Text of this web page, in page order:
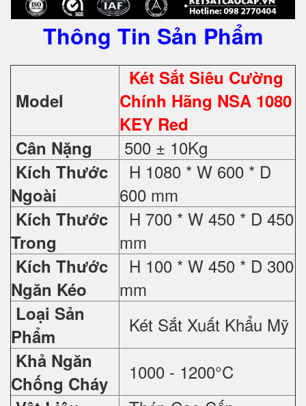
Thông Tin Sản Phẩm
Model
Két Sắt Siêu Cường
Chính Hãng NSA 1080
KEY Red
Cân Nặng
500 ± 10Kg
Kích Thước
Ngoài
H 1080 * W 600 * D
600 mm
Kích Thước
Trong
H 700 * W 450 * D 450
mm
Kích Thước
Ngăn Kéo
H 100 * W 450 * D 300
mm
Loại Sản
Phẩm
Két Sắt Xuất Khẩu Mỹ
Khả Ngăn
Chống Cháy
1000 - 1200°C